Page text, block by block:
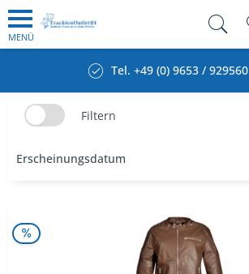
MENÜ
Tel. +49 (0) 9653 / 929560
Filtern